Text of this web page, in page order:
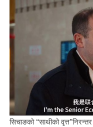
सिचाङको “साथीको